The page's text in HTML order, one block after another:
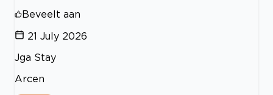
Beveelt aan
21 July 2026
Jga Stay
Arcen